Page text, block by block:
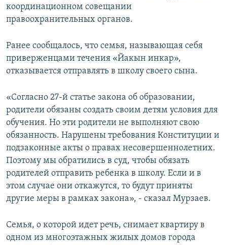
координационном совещании
правоохранительных органов.
Ранее сообщалось, что семья, называющая себя
приверженцами течения «Йакын инкар»,
отказывается отправлять в школу своего сына.
«Согласно 27-й статье закона об образовании,
родители обязаны создать своим детям условия для
обучения. Но эти родители не выполняют свою
обязанность. Нарушены требования Конституции и
подзаконные акты о правах несовершеннолетних.
Поэтому мы обратились в суд, чтобы обязать
родителей отправить ребенка в школу. Если и в
этом случае они откажутся, то будут приняты
другие меры в рамках закона», - сказал Мурзаев.
Семья, о которой идет речь, снимает квартиру в
одном из многоэтажных жилых домов города